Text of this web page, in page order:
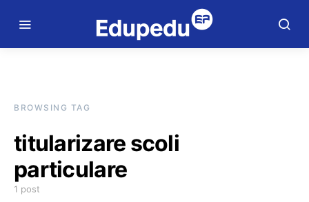
BROWSING TAG
titularizare scoli
particulare
1 post